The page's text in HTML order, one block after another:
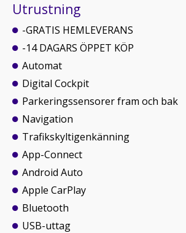
Utrustning
-GRATIS HEMLEVERANS
-14 DAGARS ÖPPET KÖP
Automat
Digital Cockpit
Parkeringssensorer fram och bak
Navigation
Trafikskyltigenkänning
App-Connect
Android Auto
Apple CarPlay
Bluetooth
USB-uttag